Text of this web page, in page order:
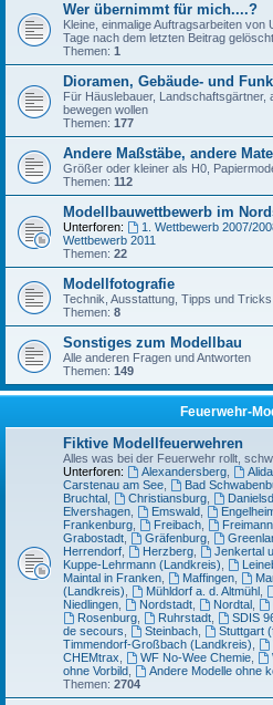
Wer übernimmt für mich....?
Kleine, einmalige Auftragsarbeiten
Tage nach dem letzten Beitrag
Themen: 1
Dioramen, Gebäude- und
Für Häuslebauer, Landschaftsgärtner,
bewegen wollen
Themen: 177
Andere Maßstäbe, andere
Größer oder kleiner als H0,
Themen: 112
Modellbauwettbewerb im
Unterforen: 1. Wettbewerb 2007/
Wettbewerb 2011
Themen: 22
Modellfotografie
Technik, Ausstattung, Tipps und
Themen: 8
Sonstiges zum Modellbau
Alle anderen Fragen und Antworten
Themen: 149
Feuerwehr-
Fiktive Modellfeuerwehren
Alles was bei der Feuerwehr rollt,
Unterforen:
Alexandersberg,
Carstenau am See
Bad
Bruchtal
Christiansburg,
Elvershagen
Emswald,
Frankenburg
Freibach,
Grabostadt
Gräfenburg,
Herrendorf
Herzberg, Jenkertal
Kuppe-Lehrmann (Landkreis)
Maintal in Franken
Maffingen,
(Landkreis)
Mühldorf a. d. Altmühl,
Niedlingen
Nordstadt, Nordtal,
Rosenburg, Ruhrstadt,
SDIS
de secours
Steinbach, Stuttgart
Timmendorf-Großbach (Landkreis)
CHEMtrax
WF No-Wee Chemie,
ohne Vorbild
Andere Modelle ohne
Themen: 2704